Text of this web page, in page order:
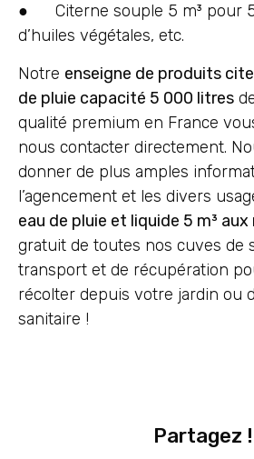
● Citerne souple 5 m³ pour
d’huiles végétales, etc.
Notre enseigne de produits
de pluie capacité 5 000 litres
qualité premium en France
nous contacter directement.
donner de plus amples
l’agencement et les divers
eau de pluie et liquide 5 m³ aux
gratuit de toutes nos cuves de
transport et de récupération
récolter depuis votre jardin ou
sanitaire !
Partagez !